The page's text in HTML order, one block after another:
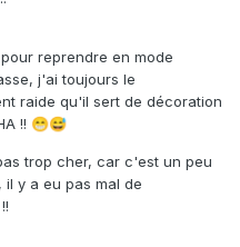
reprendre en mode
j'ai toujours le
raide qu'il sert de décoration
!! 😁😅
trop cher, car c'est un peu
y a eu pas mal de